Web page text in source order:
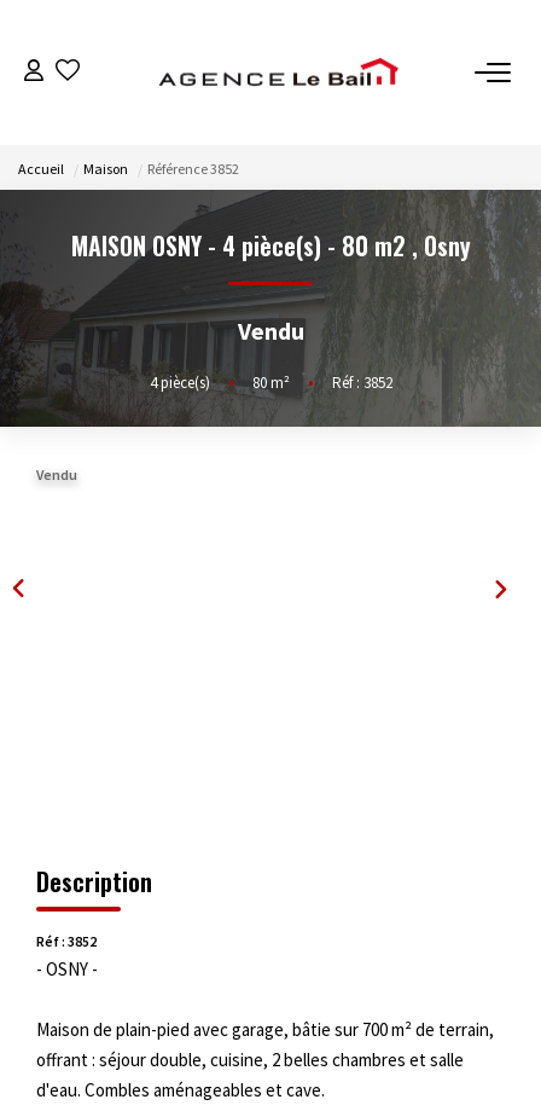
ESTIMATION
LOCATIONS
GESTION
Espace Propriétaire
Accueil Maison Référence 3852
MAISON OSNY - 4 pièce(s) - 80 m2,Osny
Vendu
4pièce(s) • 80m² • Réf : 3852
Vendu
Description
Réf : 3852
- OSNY -
Maison de plain-pied avec garage, bâtie sur 700 m² de terrain,
offrant : séjour double, cuisine, 2 belles chambres et salle
d'eau. Combles aménageables et cave.